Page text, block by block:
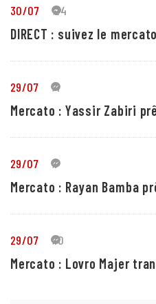
30/07 24
DIRECT : suivez le
29/07 4
Mercato : Yassir Zabiri
29/07 1
Mercato : Rayan Bamba
29/07 10
Mercato : Lovro Majer